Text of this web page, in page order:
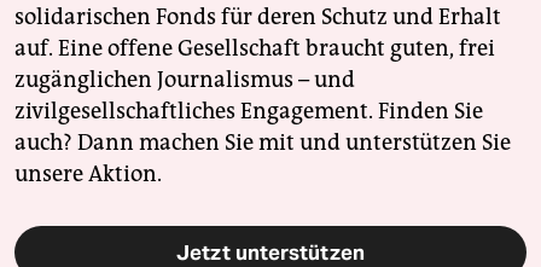
solidarischen Fonds für deren Schutz und Erhalt
auf. Eine offene Gesellschaft braucht guten, frei
zugänglichen Journalismus – und
zivilgesellschaftliches Engagement. Finden Sie
auch? Dann machen Sie mit und unterstützen Sie
unsere Aktion.
Jetzt unterstützen